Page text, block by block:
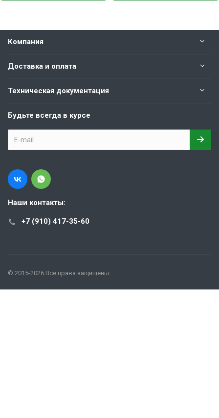
Компания
Доставка и оплата
Техническая документация
Будьте всегда в курсе
Наши контакты:
+7 (910) 417-35-60
© 2015-2026 Все права защищены.